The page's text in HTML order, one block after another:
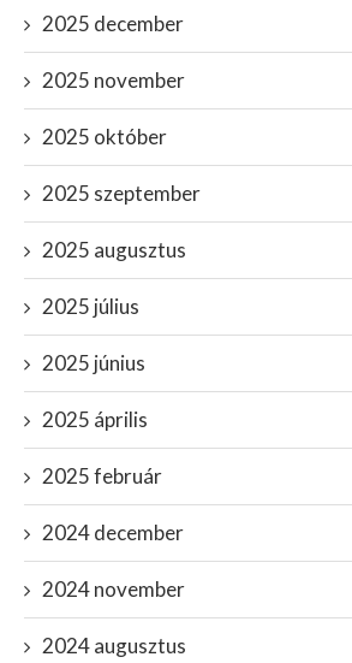
2025 december
2025 november
2025 október
2025 szeptember
2025 augusztus
2025 július
2025 június
2025 április
2025 február
2024 december
2024 november
2024 augusztus